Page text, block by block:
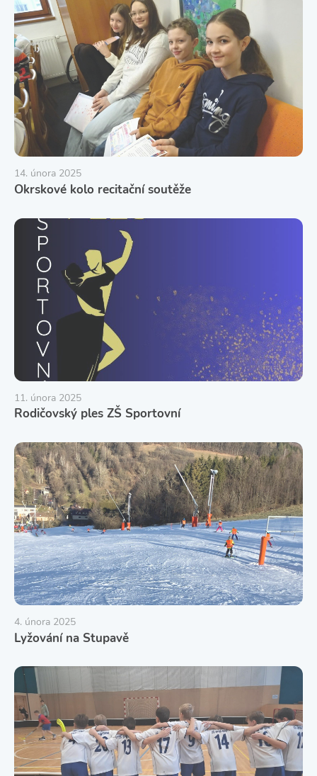
14. února 2025
Okrskové kolo recitační soutěže
11. února 2025
Rodičovský ples ZŠ Sportovní
4. února 2025
Lyžování na Stupavě